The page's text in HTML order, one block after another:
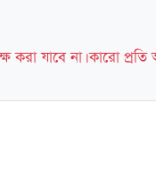
করা যাবে না। কারো